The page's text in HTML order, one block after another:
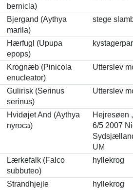
bernicla)
Bjergand (Aythya
marila)
stege
Hærfugl (Upupa
epops)
Krognæb (Pinicola
enucleator)
Utterslev
Gulirisk (Serinus
serinus)
Utterslev
Hvidøjet And (Aythya
nyroca)
Hejresøen
6/5 2007
UM
Lærkefalk (Falco
subbuteo)
hyllekrog
Strandhjejle
hyllekrog